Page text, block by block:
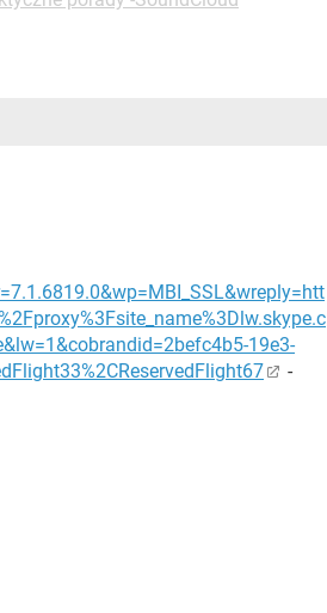
19e3-
-